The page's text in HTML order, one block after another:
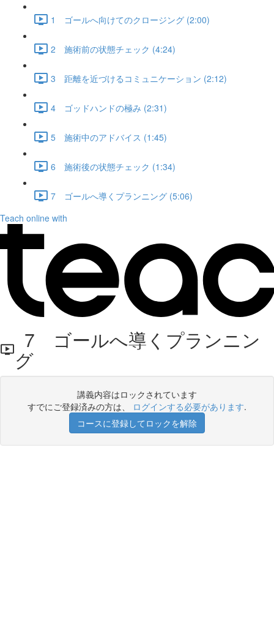
1 ゴールへ向けてのクロージング (2:00)
2 施術前の状態チェック (4:24)
3 距離を近づけるコミュニケーション (2:12)
4 ゴッドハンドの極み (2:31)
5 施術中のアドバイス (1:45)
6 施術後の状態チェック (1:34)
7 ゴールへ導くプランニング (5:06)
Teach online with
7 ゴールへ導くプランニン
グ
講義内容はロックされています
すでにご登録済みの方は、 ログインする必要があります.
コースに登録してロックを解除